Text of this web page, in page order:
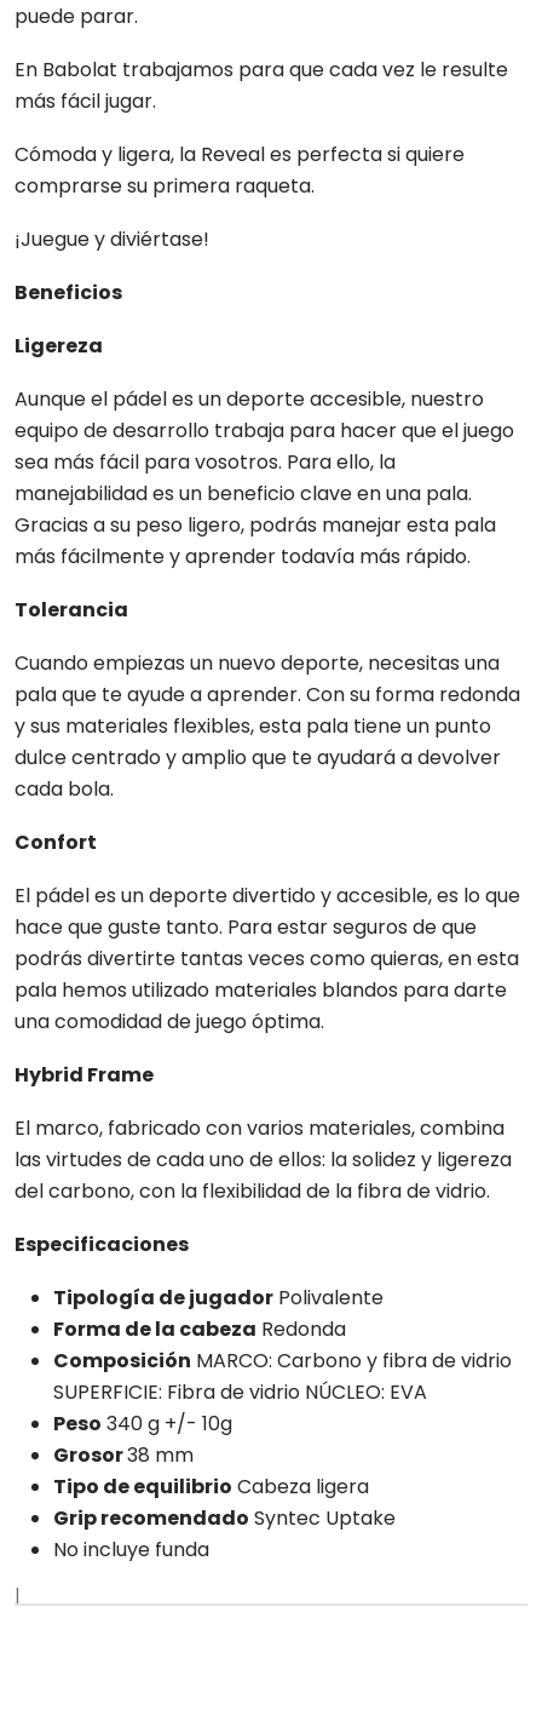
puede parar.
En Babolat trabajamos para que cada vez le resulte
más fácil jugar.
Cómoda y ligera, la Reveal es perfecta si quiere
comprarse su primera raqueta.
¡Juegue y diviértase!
Beneficios
Ligereza
Aunque el pádel es un deporte accesible, nuestro
equipo de desarrollo trabaja para hacer que el juego
sea más fácil para vosotros. Para ello, la
manejabilidad es un beneficio clave en una pala.
Gracias a su peso ligero, podrás manejar esta pala
más fácilmente y aprender todavía más rápido.
Tolerancia
Cuando empiezas un nuevo deporte, necesitas una
pala que te ayude a aprender. Con su forma redonda
y sus materiales flexibles, esta pala tiene un punto
dulce centrado y amplio que te ayudará a devolver
cada bola.
Confort
El pádel es un deporte divertido y accesible, es lo que
hace que guste tanto. Para estar seguros de que
podrás divertirte tantas veces como quieras, en esta
pala hemos utilizado materiales blandos para darte
una comodidad de juego óptima.
Hybrid Frame
El marco, fabricado con varios materiales, combina
las virtudes de cada uno de ellos: la solidez y ligereza
del carbono, con la flexibilidad de la fibra de vidrio.
Especificaciones
Tipología de jugador Polivalente
Forma de la cabeza Redonda
Composición MARCO: Carbono y fibra de vidrio
SUPERFICIE: Fibra de vidrio NÚCLEO: EVA
Peso 340 g +/- 10g
Grosor38 mm
Tipo de equilibrio Cabeza ligera
Grip recomendado Syntec Uptake
No incluye funda
|